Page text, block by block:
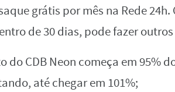
grátis por mês na Rede
de 30 dias, pode fazer outros
do CDB Neon começa em 95%
até chegar em 101%;